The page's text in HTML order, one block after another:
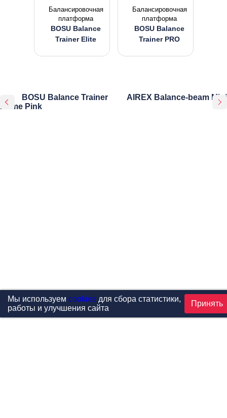
Балансировочная
платформа
BOSU Balance
Trainer Elite
Балансировочная
платформа
BOSU Balance
Trainer PRO
BOSU Balance Trainer
Home Pink
AIREX Balance-beam Mini
Мы используем cookiesдля сбора статистики,
работы и улучшения сайта
Принять